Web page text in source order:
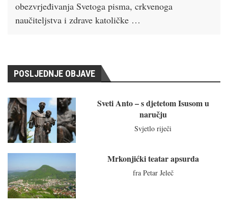
obezvrjeđivanja Svetoga pisma, crkvenoga
naučiteljstva i zdrave katoličke …
POSLJEDNJE OBJAVE
Sveti Anto – s djetetom Isusom u
naručju
Svjetlo riječi
Mrkonjićki teatar apsurda
fra Petar Jeleč